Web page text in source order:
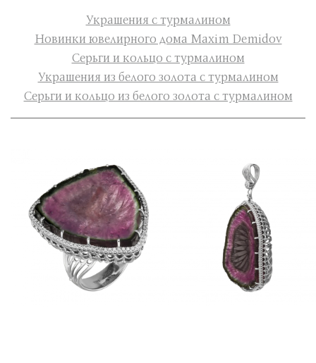
Украшения с турмалином
Новинки ювелирного дома Maxim Demidov
Серьги и кольцо с турмалином
Украшения из белого золота с турмалином
Серьги и кольцо из белого золота с турмалином